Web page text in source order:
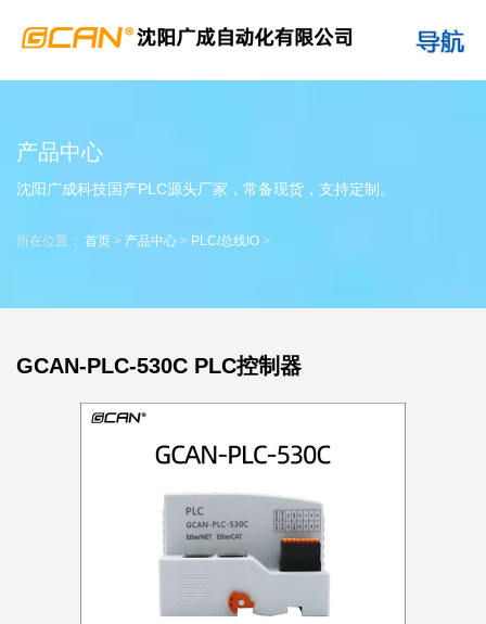
产品中心
沈阳广成科技国产PLC源头厂家，常备现货，支持定制。
所在位置： 首页 > 产品中心 > PLC/总线IO >
GCAN-PLC-530C PLC控制器